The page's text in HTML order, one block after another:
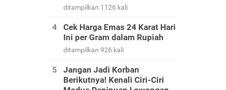
ditampilkan 1126 kali
Cek Harga Emas 24 Karat Hari
Ini per Gram dalam Rupiah
ditampilkan 926 kali
Jangan Jadi Korban
Berikutnya! Kenali Ciri-Ciri